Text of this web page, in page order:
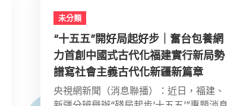
未分類
“十五五”開好局起好步｜奮台包養網
力首創中國式古代化福建實行新局勢
譜寫社會主義古代化新疆新篇章
央視網新聞（消息聯播）：近日，福建、